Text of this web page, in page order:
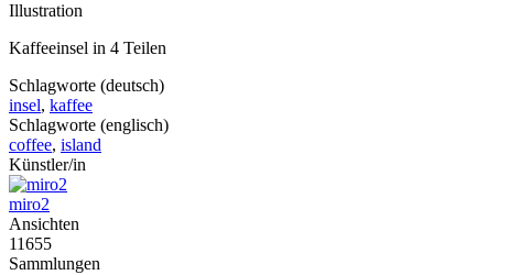
Illustration
Kaffeeinsel in 4 Teilen
Schlagworte (deutsch)
insel, kaffee
Schlagworte (englisch)
coffee, island
Künstler/in
miro2
Ansichten
11655
Sammlungen